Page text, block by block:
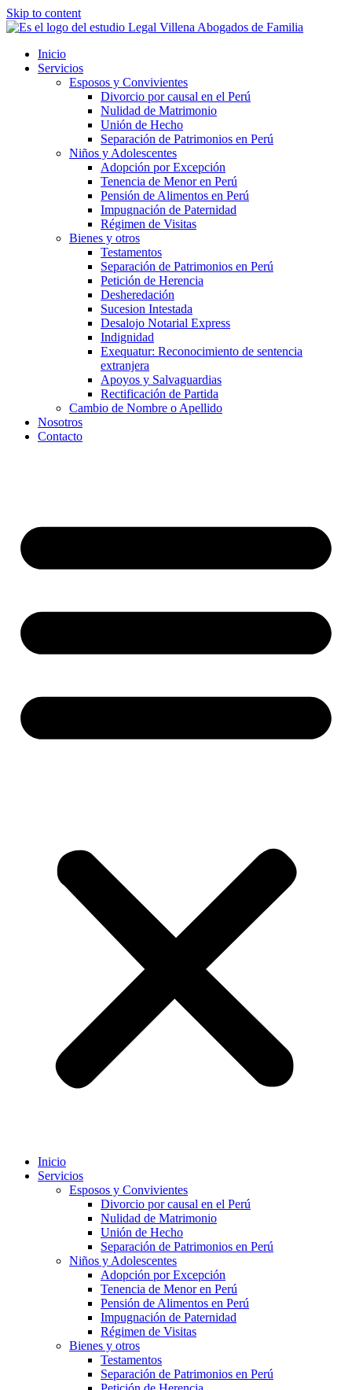
Skip to content
Inicio
Servicios
Esposos y Convivientes
Divorcio por causal en el Perú
Nulidad de Matrimonio
Unión de Hecho
Separación de Patrimonios en Perú
Niños y Adolescentes
Adopción por Excepción
Tenencia de Menor en Perú
Pensión de Alimentos en Perú
Impugnación de Paternidad
Régimen de Visitas
Bienes y otros
Testamentos
Separación de Patrimonios en Perú
Petición de Herencia
Desheredación
Sucesion Intestada
Desalojo Notarial Express
Indignidad
Exequatur: Reconocimiento de sentencia
extranjera
Apoyos y Salvaguardias
Rectificación de Partida
Cambio de Nombre o Apellido
Nosotros
Contacto
Inicio
Servicios
Esposos y Convivientes
Divorcio por causal en el Perú
Nulidad de Matrimonio
Unión de Hecho
Separación de Patrimonios en Perú
Niños y Adolescentes
Adopción por Excepción
Tenencia de Menor en Perú
Pensión de Alimentos en Perú
Impugnación de Paternidad
Régimen de Visitas
Bienes y otros
Testamentos
Separación de Patrimonios en Perú